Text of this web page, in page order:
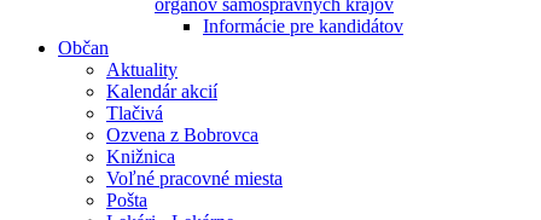
orgánov samosprávnych krajov
Informácie pre kandidátov
Občan
Aktuality
Kalendár akcií
Tlačivá
Ozvena z Bobrovca
Knižnica
Voľné pracovné miesta
Pošta